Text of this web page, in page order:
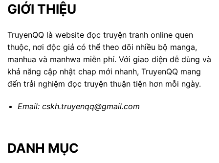
GIỚI THIỆU
TruyenQQ là website đọc truyện tranh online quen
thuộc, nơi độc giả có thể theo dõi nhiều bộ manga,
manhua và manhwa miễn phí. Với giao diện dễ dùng và
khả năng cập nhật chap mới nhanh, TruyenQQ mang
đến trải nghiệm đọc truyện thuận tiện hơn mỗi ngày.
Email: cskh.truyenqq@gmail.com
DANH MỤC